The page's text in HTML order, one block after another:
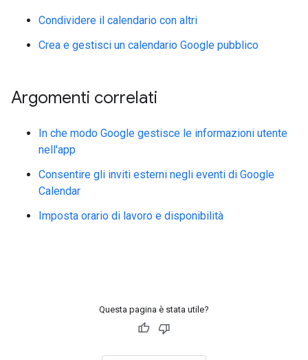
Condividere il calendario con altri
Crea e gestisci un calendario Google pubblico
Argomenti correlati
In che modo Google gestisce le informazioni utente
nell'app
Consentire gli inviti esterni negli eventi di Google
Calendar
Imposta orario di lavoro e disponibilità
Questa pagina è stata utile?